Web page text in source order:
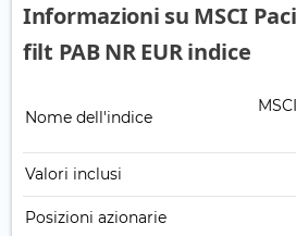
Informazioni su MSCI
filt PAB NR EUR indice
Nome dell'indice
Valori inclusi
Posizioni azionarie